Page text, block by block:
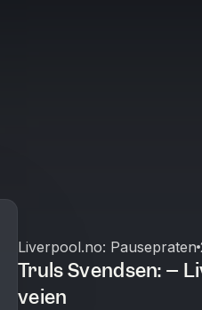
Liverpool.no: Pausepraten
Truls Svendsen: –
veien